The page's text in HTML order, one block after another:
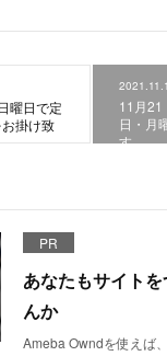
曜日で定
掛け致
11月21
日・月
す。
PR
あなたもサイト
んか
Ameba Owndを使えば